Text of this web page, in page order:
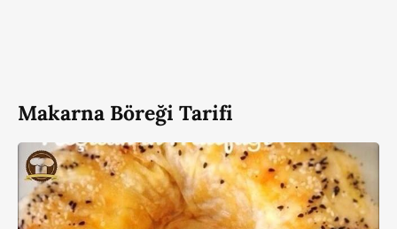
Makarna Böreği Tarifi